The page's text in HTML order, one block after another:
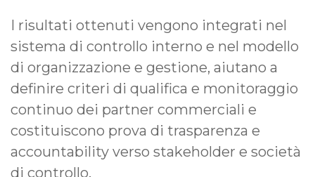
I risultati ottenuti vengono integrati nel
sistema di controllo interno e nel modello
di organizzazione e gestione, aiutano a
definire criteri di qualifica e monitoraggio
continuo dei partner commerciali e
costituiscono prova di trasparenza e
accountability verso stakeholder e società
di controllo.